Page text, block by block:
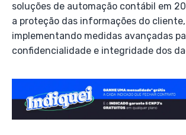
soluções de automação contábil em
a proteção das informações do cliente,
implementando medidas avançadas
confidencialidade e integridade dos